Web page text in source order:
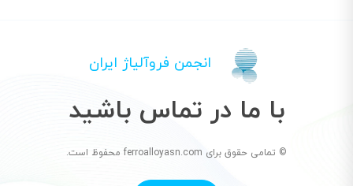
انجمن فروآلیاژ ایران
با ما در تماس باشید
© تمامی حقوق برای ferroalloyasn.com محفوظ است.